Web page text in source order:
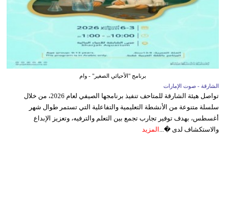
برنامج "الأحيائي الصغير" - وام
الشارقة - صوت الإمارات
تواصل هيئة الشارقة للمتاحف تنفيذ برنامجها الصيفي لعام 2026، من خلال
سلسلة متنوعة من الأنشطة التعليمية والتفاعلية التي تستمر طوال شهر
أغسطس، بهدف توفير تجارب تجمع بين التعلم والترفيه، وتعزيز الإبداع
والاستكشاف لدى �... المزيد